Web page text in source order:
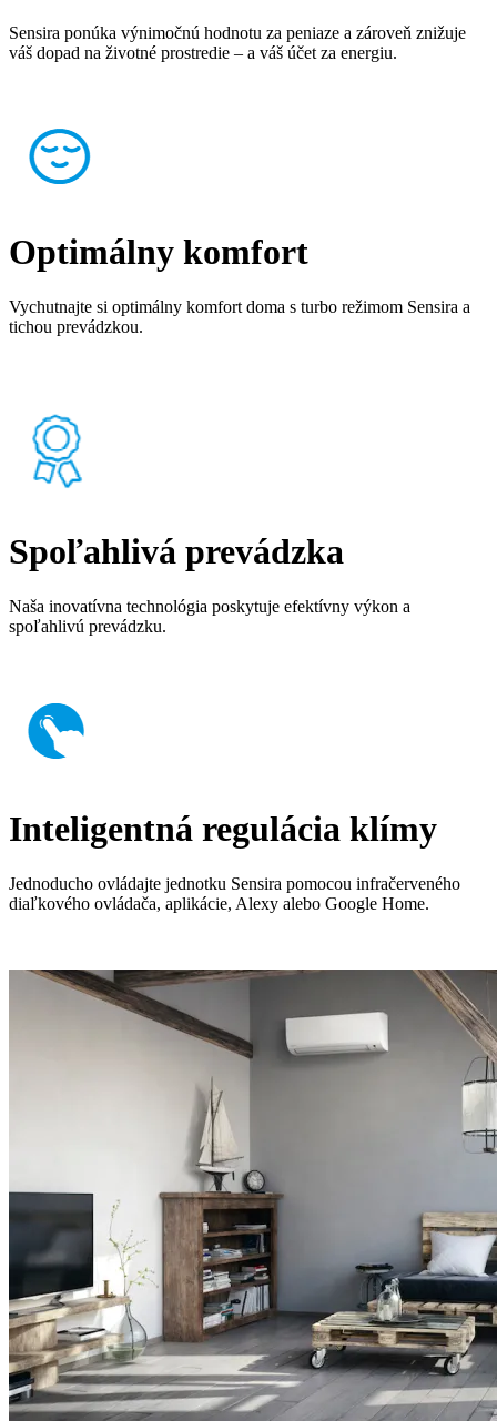
Sensira ponúka výnimočnú hodnotu za peniaze a zároveň znižuje
váš dopad na životné prostredie – a váš účet za energiu.
Optimálny komfort
Vychutnajte si optimálny komfort doma s turbo režimom Sensira a
tichou prevádzkou.
Spoľahlivá prevádzka
Naša inovatívna technológia poskytuje efektívny výkon a
spoľahlivú prevádzku.
Inteligentná regulácia klímy
Jednoducho ovládajte jednotku Sensira pomocou infračerveného
diaľkového ovládača, aplikácie, Alexy alebo Google Home.